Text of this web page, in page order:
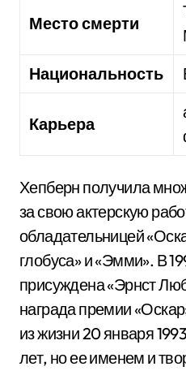
Место смерти
Национальность
Карьера
Хепберн получила
за свою актерскую
обладательницей
глобуса» и «Эмми». В
присуждена «Эрнст
награда премии
из жизни 20 января
лет, но ее именем и